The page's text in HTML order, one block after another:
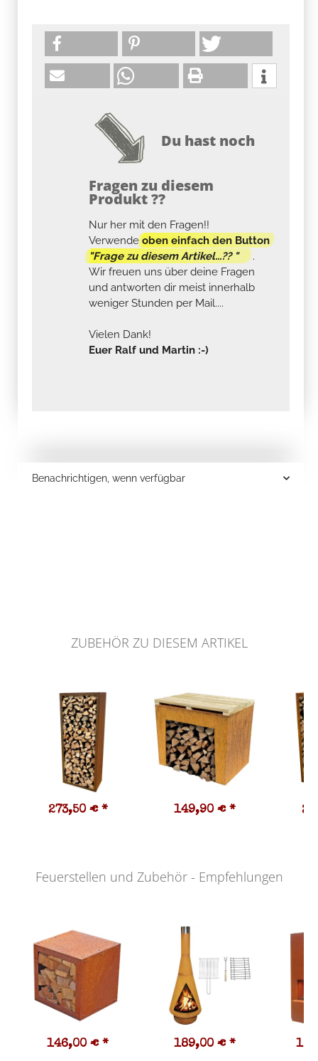
Du hast noch
Fragen zu diesem
Produkt ??
Nur her mit den Fragen!!
Verwendeoben einfach den Button
"Frage zu diesem Artikel...?? "
.
Wir freuen uns über deine Fragen
und antworten dir meist innerhalb
weniger Stunden per Mail....
Vielen Dank!
Euer Ralf und Martin :-)
Benachrichtigen, wenn verfügbar
ZUBEHÖR ZU DIESEM ARTIKEL
273,50 € * 149,90 € *
Feuerstellen und Zubehör - Empfehlungen
146,00 € * 189,00 € *